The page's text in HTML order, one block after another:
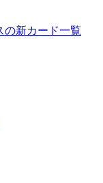
の新カード一覧